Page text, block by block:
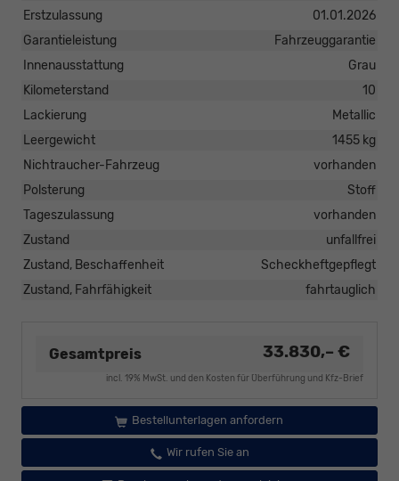
Erstzulassung
01.01.2026
Garantieleistung
Fahrzeuggarantie
Innenausstattung
Grau
Kilometerstand
10
Lackierung
Metallic
Leergewicht
1455 kg
Nichtraucher-Fahrzeug
vorhanden
Polsterung
Stoff
Tageszulassung
vorhanden
Zustand
unfallfrei
Zustand, Beschaffenheit
Scheckheftgepflegt
Zustand, Fahrfähigkeit
fahrtauglich
Gesamtpreis 33.830,– €
incl. 19% MwSt. und den Kosten für Überführung und Kfz-Brief
Bestellunterlagen anfordern
Wir rufen Sie an